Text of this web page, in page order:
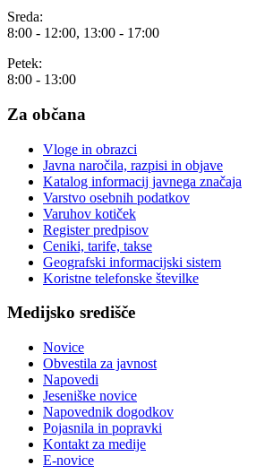
Sreda:
8:00 - 12:00, 13:00 - 17:00
Petek:
8:00 - 13:00
Za občana
Vloge in obrazci
Javna naročila, razpisi in objave
Katalog informacij javnega značaja
Varstvo osebnih podatkov
Varuhov kotiček
Register predpisov
Ceniki, tarife, takse
Geografski informacijski sistem
Koristne telefonske številke
Medijsko središče
Novice
Obvestila za javnost
Napovedi
Jeseniške novice
Napovednik dogodkov
Pojasnila in popravki
Kontakt za medije
E-novice